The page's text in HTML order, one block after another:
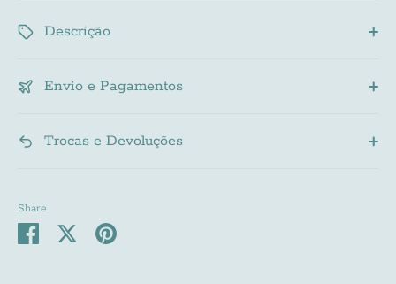
Descrição
Envio e Pagamentos
Trocas e Devoluções
Share
Share SharePin